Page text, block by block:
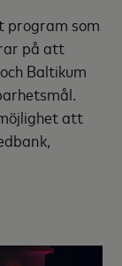
program som
på att
Baltikum
att